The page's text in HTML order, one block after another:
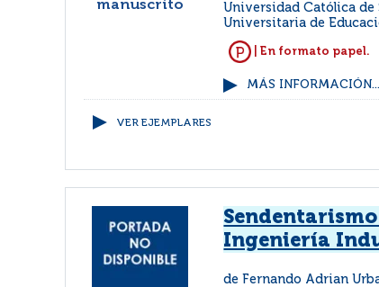
manuscrito
Universidad Católica de
Universitaria de
| En formato papel.
MÁS INFORMACIÓN...
VER EJEMPLARES
Ingeniería
de Fernando Adrian